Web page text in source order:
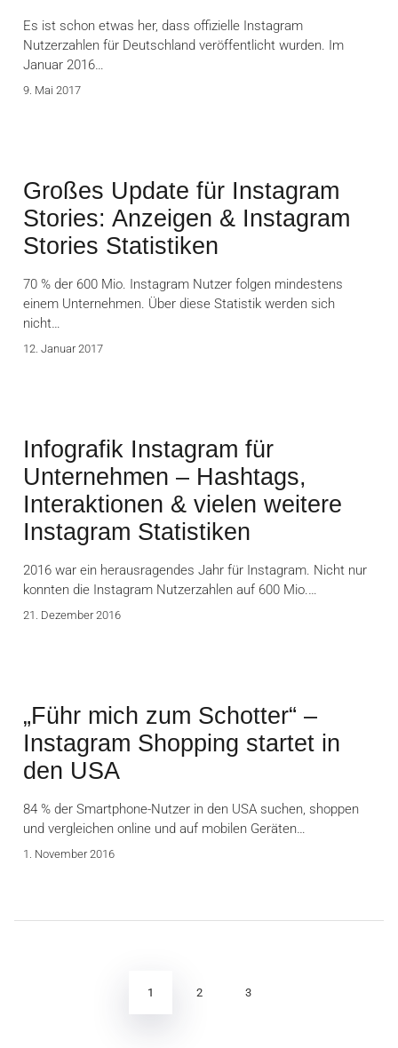
Es ist schon etwas her, dass offizielle Instagram
Nutzerzahlen für Deutschland veröffentlicht wurden. Im
Januar 2016…
9. Mai 2017
Großes Update für Instagram
Stories: Anzeigen & Instagram
Stories Statistiken
70 % der 600 Mio. Instagram Nutzer folgen mindestens
einem Unternehmen. Über diese Statistik werden sich
nicht…
12. Januar 2017
Infografik Instagram für
Unternehmen – Hashtags,
Interaktionen & vielen weitere
Instagram Statistiken
2016 war ein herausragendes Jahr für Instagram. Nicht nur
konnten die Instagram Nutzerzahlen auf 600 Mio.…
21. Dezember 2016
„Führ mich zum Schotter“ –
Instagram Shopping startet in
den USA
84 % der Smartphone-Nutzer in den USA suchen, shoppen
und vergleichen online und auf mobilen Geräten…
1. November 2016
1 2 3